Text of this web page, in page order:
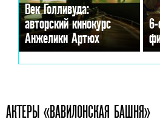
Век Голливуда:
авторский кинокурс
Анжелики Артюх
АКТЕРЫ «ВАВИЛОНСКАЯ БАШНЯ»